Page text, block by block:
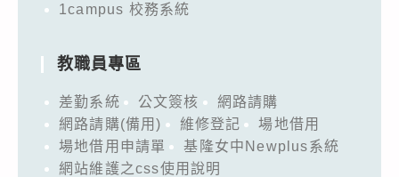
1campus 校務系統
教職員專區
差勤系統 公文簽核
網路請購
網路請購(備用)
維修登記
場地借用
場地借用申請單
基隆女中Newplus系統
網站維護之css使用說明